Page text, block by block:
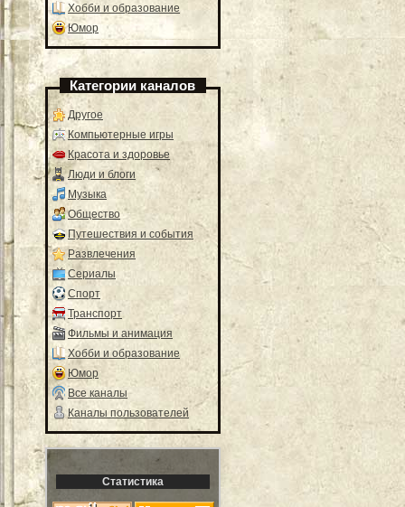
Хобби и образование
Юмор
Категории каналов
Другое
Компьютерные игры
Красота и здоровье
Люди и блоги
Музыка
Общество
Путешествия и события
Развлечения
Сериалы
Спорт
Транспорт
Фильмы и анимация
Хобби и образование
Юмор
Все каналы
Каналы пользователей
Статистика